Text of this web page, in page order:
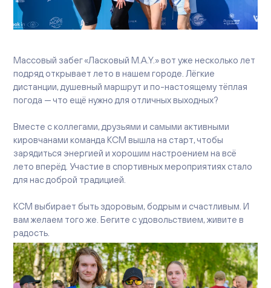
Вакансии
Офисы продаж
Контакты
Массовый забег «Ласковый M.A.Y.» вот уже несколько лет
подряд открывает лето в нашем городе. Лёгкие
дистанции, душевный маршрут и по-настоящему тёплая
погода — что ещё нужно для отличных выходных?
Вместе с коллегами, друзьями и самыми активными
кировчанами команда КСМ вышла на старт, чтобы
зарядиться энергией и хорошим настроением на всё
лето вперёд. Участие в спортивных мероприятиях стало
для нас доброй традицией.
КСМ выбирает быть здоровым, бодрым и счастливым. И
вам желаем того же. Бегите с удовольствием, живите в
радость.